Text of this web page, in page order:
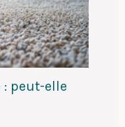
peut-elle